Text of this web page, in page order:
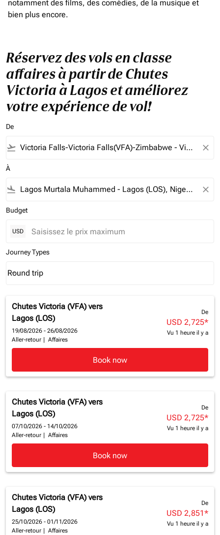
notamment des films, des comédies, de la musique et
bien plus encore.
Réservez des vols en classe
affaires à partir de Chutes
Victoria à Lagos et améliorez
votre expérience de vol!
De
flight_takeoff close
À
flight_land close
Budget
USD
Journey Types
Journey Types option Round trip Selected
Round trip
keyboard_arrow_down
Chutes Victoria (VFA) vers
Lagos (LOS)
19/08/2026 - 26/08/2026
Aller-retour
Affaires
De
USD 2,725*
Vu 1 heure il y a
Book now
Chutes Victoria (VFA) vers
Lagos (LOS)
07/10/2026 - 14/10/2026
Aller-retour
Affaires
De
USD 2,725*
Vu 1 heure il y a
Book now
Chutes Victoria (VFA) vers
Lagos (LOS)
25/10/2026 - 01/11/2026
Aller-retour
Affaires
De
USD 2,851*
Vu 1 heure il y a